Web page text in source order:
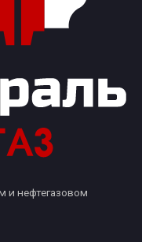
и нефтегазовом